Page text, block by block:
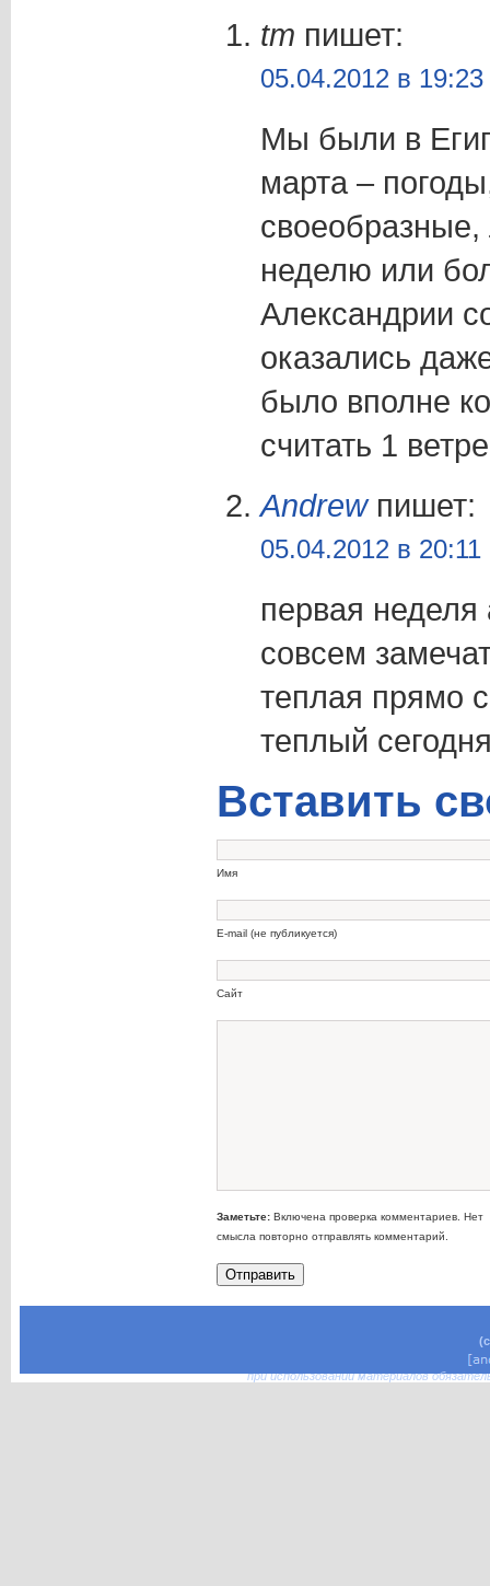
tm пишет:
05.04.2012 в 19:23
Мы были в
марта –
своеобразные,
неделю или
Александрии
оказались
было вполне
считать 1
Andrewпишет:
05.04.2012 в 20:11
первая
совсем
теплая прямо
теплый
Вставить
Имя
E-mail (не публикуется)
Сайт
Заметьте:Включена проверка комментариев. Нет
смысла повторно отправлять комментарий.
при использовании материалов